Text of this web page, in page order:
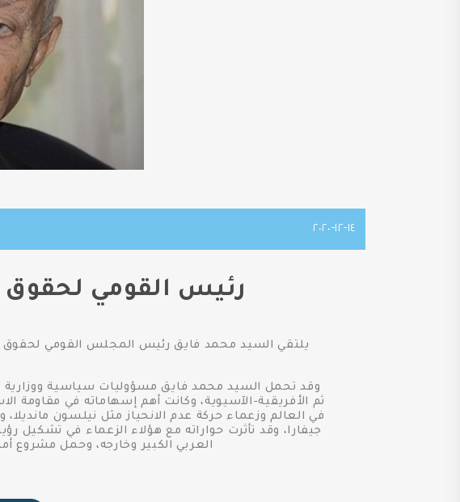
١٤-١٢-٢٠٢٠
رئيس القومي لحقوق
يلتقي السيد محمد فايق رئيس المجلس القومي لحقوق
وقد تحمل السيد محمد فايق مسؤوليات سياسية ووزارية
ثم الأفريقية-الآسيوية، وكانت أهم إسهاماته في مقاومة
في العالم وزعماء حركة عدم الانحياز مثل نيلسون
جيفارا، وقد تأثرت حواراته مع هؤلاء الزعماء في تشكيل
العربي الكبير وخارجه، وحمل مشروع